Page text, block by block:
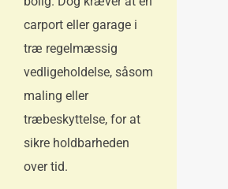
carport eller garage i
træ regelmæssig
vedligeholdelse, såsom
maling eller
træbeskyttelse, for at
sikre holdbarheden
over tid.